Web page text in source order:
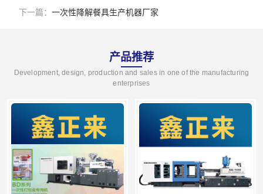
下一篇： 一次性降解餐具生产机器厂家
产品推荐
Development, design, production and sales in one of the manufacturing
enterprises